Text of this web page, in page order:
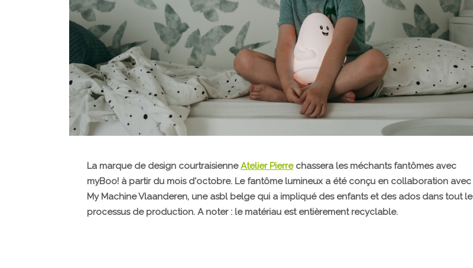
La marque de design courtraisienneAtelier Pierrechassera les méchants fantômes avec
myBoo! à partir du mois d'octobre. Le fantôme lumineux a été conçu en collaboration avec
My Machine Vlaanderen, une asbl belge qui a impliqué des enfants et des ados dans tout le
processus de production. A noter : le matériau est entièrement recyclable.